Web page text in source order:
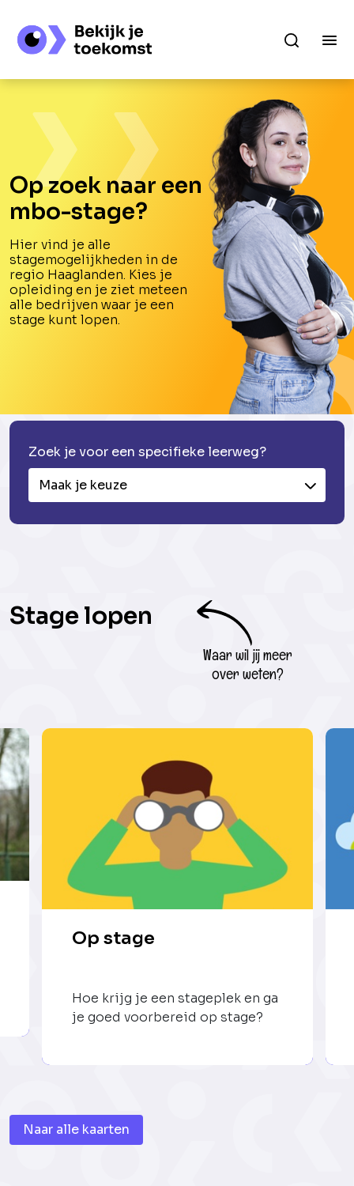
Op zoek naar een
mbo-stage?
Hier vind je alle
stagemogelijkheden in de
regio Haaglanden. Kies je
opleiding en je ziet meteen
alle bedrijven waar je een
stage kunt lopen.
Zoek je voor een specifieke leerweg?
Maak je keuze
Stage lopen
Waar wil jij meer
over weten?
Op stage
Hoe krijg je een stageplek en ga
je goed voorbereid op stage?
Naar alle kaarten